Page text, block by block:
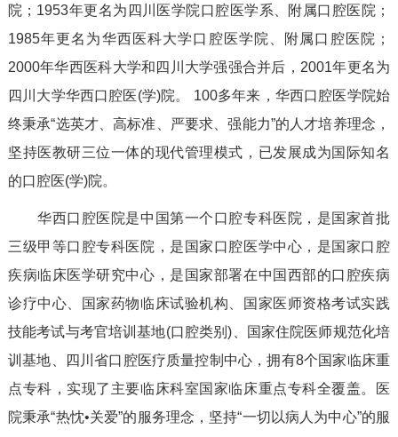
院；1953年更名为四川医学院口腔医学系、附属口腔医院；
1985年更名为华西医科大学口腔医学院、附属口腔医院；
2000年华西医科大学和四川大学强强合并后，2001年更名为
四川大学华西口腔医(学)院。 100多年来，华西口腔医学院始
终秉承“选英才、高标准、严要求、强能力”的人才培养理念，
坚持医教研三位一体的现代管理模式，已发展成为国际知名
的口腔医(学)院。
华西口腔医院是中国第一个口腔专科医院，是国家首批
三级甲等口腔专科医院，是国家口腔医学中心，是国家口腔
疾病临床医学研究中心，是国家部署在中国西部的口腔疾病
诊疗中心、国家药物临床试验机构、国家医师资格考试实践
技能考试与考官培训基地(口腔类别)、国家住院医师规范化培
训基地、四川省口腔医疗质量控制中心，拥有8个国家临床重
点专科，实现了主要临床科室国家临床重点专科全覆盖。医
院秉承“热忱•关爱”的服务理念，坚持“一切以病人为中心”的服